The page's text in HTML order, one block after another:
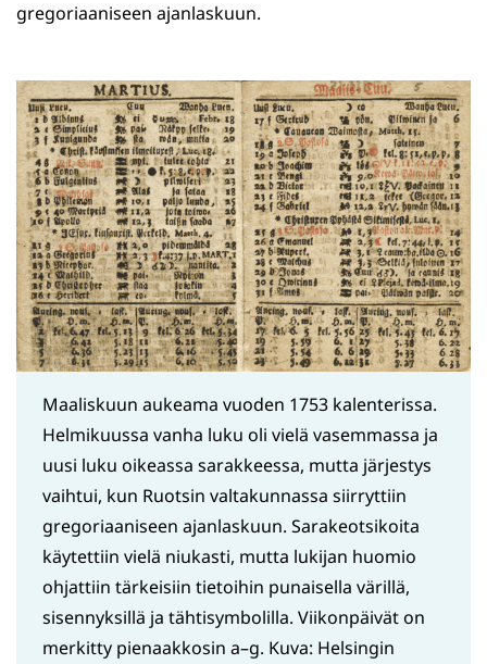
gregoriaaniseen ajanlaskuun.
Maaliskuun aukeama vuoden 1753 kalenterissa.
Helmikuussa vanha luku oli vielä vasemmassa ja
uusi luku oikeassa sarakkeessa, mutta järjestys
vaihtui, kun Ruotsin valtakunnassa siirryttiin
gregoriaaniseen ajanlaskuun. Sarakeotsikoita
käytettiin vielä niukasti, mutta lukijan huomio
ohjattiin tärkeisiin tietoihin punaisella värillä,
sisennyksillä ja tähtisymbolilla. Viikonpäivät on
merkitty pienaakkosin a–g. Kuva: Helsingin